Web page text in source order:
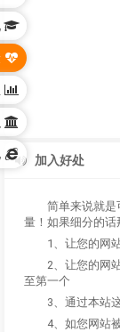
加入好处
简单来说就是
量！如果细分的话
1、让您的网
2、让您的网
至第一个
3、通过本站
4、如您网站